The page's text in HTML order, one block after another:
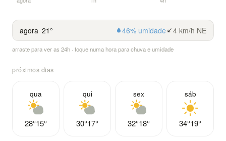
agora 21° 46% umidade 4 km/h NE
arraste para ver as 24h · toque numa hora para chuva e umidade
próximos dias
qua
28°15°
qui
30°17°
sex
32°18°
sáb
34°19°